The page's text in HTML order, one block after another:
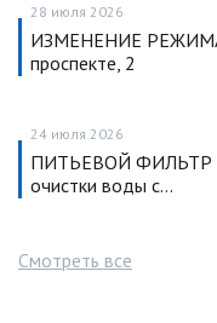
28 июля 2026
ИЗМЕНЕНИЕ РЕЖИМА
проспекте, 2
24 июля 2026
ПИТЬЕВОЙ ФИЛЬТР
очистки воды с…
Смотреть все